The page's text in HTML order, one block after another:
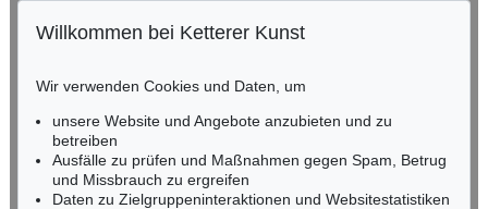
Auktion 330 - Lot 307
6 teatrini
, 1968
Ergebnis:€ 72.000
Auktion 410 - Lot 1226
Ergebnis:
RHEINLAND-PFALZ
Miriam Heß
Tel.: +49 (0)62 21 58 80-038
Fax: +49 (0)62 21 58 80-595
infoheidelberg@kettererkunst.de
Willkommen bei Ketterer Kunst
Wir verwenden Cookies und Daten, um
unsere Website und Angebote anzubieten und zu
betreiben
Ausfälle zu prüfen und Maßnahmen gegen Spam, Betrug
und Missbrauch zu ergreifen
Daten zu Zielgruppeninteraktionen und Websitestatistiken